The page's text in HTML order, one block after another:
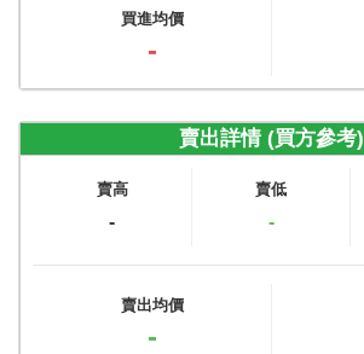
買進均價
-
賣出詳情 (買方參考)
賣高
-
賣低
-
賣出均價
-